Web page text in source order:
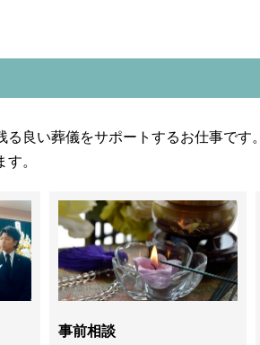
良い葬儀をサポートするお仕事です。
。
事前相談